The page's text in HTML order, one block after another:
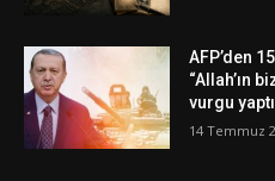
AFP’den
“Allah’ın
vurgu yaptı
14 Temmuz